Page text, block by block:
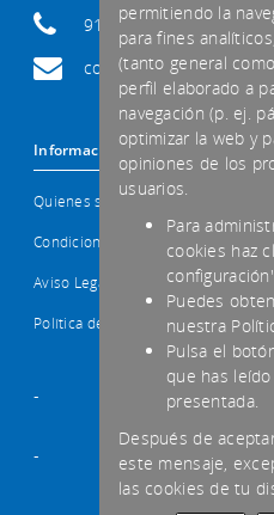
91 554 29 92
comercial@mcb-
Información
Quienes somos
Condiciones Generales
Aviso Legal / Privacidad
Política de Seguridad de la
-
-
permitiendo la
para fines
(tanto general
perfil elaborado a
navegación (p. ej.
optimizar la web y
opiniones de los
usuarios.
Para
cookies haz
Puedes
nuestra
Pulsa el
que has
presentada.
Después de
este mensaje,
las cookies de tu